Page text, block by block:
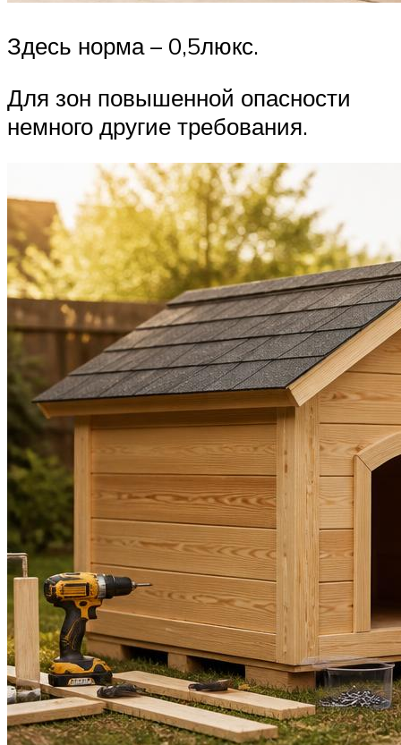
Здесь норма – 0,5люкс.
Для зон повышенной опасности
немного другие требования.